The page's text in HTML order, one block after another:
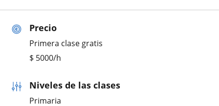
Precio
Primera clase gratis
$ 5000/h
Niveles de las clases
Primaria